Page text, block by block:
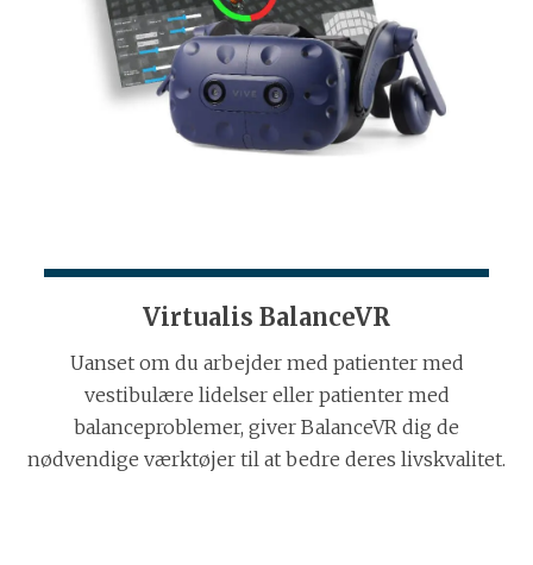
Virtualis BalanceVR
Uanset om du arbejder med patienter med
vestibulære lidelser eller patienter med
balanceproblemer, giver BalanceVR dig de
nødvendige værktøjer til at bedre deres livskvalitet.